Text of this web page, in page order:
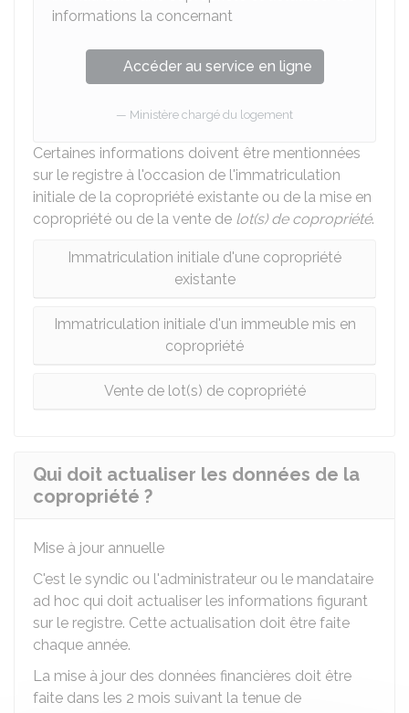
informations la concernant
Accéder au service en ligne
Ministère chargé du logement
Certaines informations doivent être mentionnées
sur le registre à l'occasion de l'immatriculation
initiale de la copropriété existante ou de la mise en
copropriété ou de la vente de lot(s) de copropriété.
Immatriculation initiale d'une copropriété
existante
Immatriculation initiale d'un immeuble mis en
copropriété
Vente de lot(s) de copropriété
Qui doit actualiser les données de la
copropriété ?
Mise à jour annuelle
C'est le syndic ou l'administrateur ou le mandataire
ad hoc qui doit actualiser les informations figurant
sur le registre. Cette actualisation doit être faite
chaque année.
La mise à jour des données financières doit être
faite dans les 2 mois suivant la tenue de